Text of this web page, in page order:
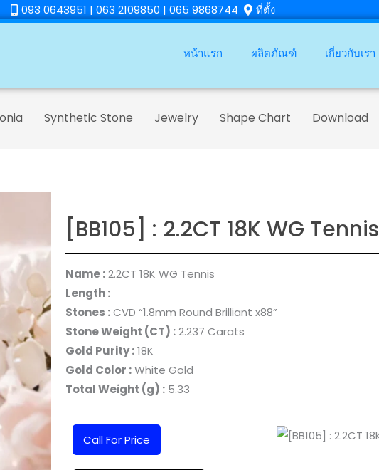
093 0643951 | 063 2109850 | 065 9868744 ที่ตั้ง
หน้าแรก ผลิตภัณฑ์ เกี่ยวกับเรา
Synthetic Stone Jewelry Shape Chart Download
[BB105] : 2.2CT 18K WG Tennis
Name :2.2CT 18K WG Tennis
Length :
Stones :CVD “1.8mm Round Brilliant x88”
Stone Weight (CT) :2.237 Carats
Gold Purity :18K
Gold Color :White Gold
Total Weight (g) : 5.33
Call For Price